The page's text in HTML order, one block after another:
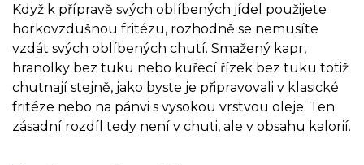
Když k přípravě svých oblíbených jídel použijete
horkovzdušnou fritézu, rozhodně se nemusíte
vzdát svých oblíbených chutí. Smažený kapr,
hranolky bez tuku nebo kuřecí řízek bez tuku totiž
chutnají stejně, jako byste je připravovali v klasické
fritéze nebo na pánvi s vysokou vrstvou oleje. Ten
zásadní rozdíl tedy není v chuti, ale v obsahu kalorií.